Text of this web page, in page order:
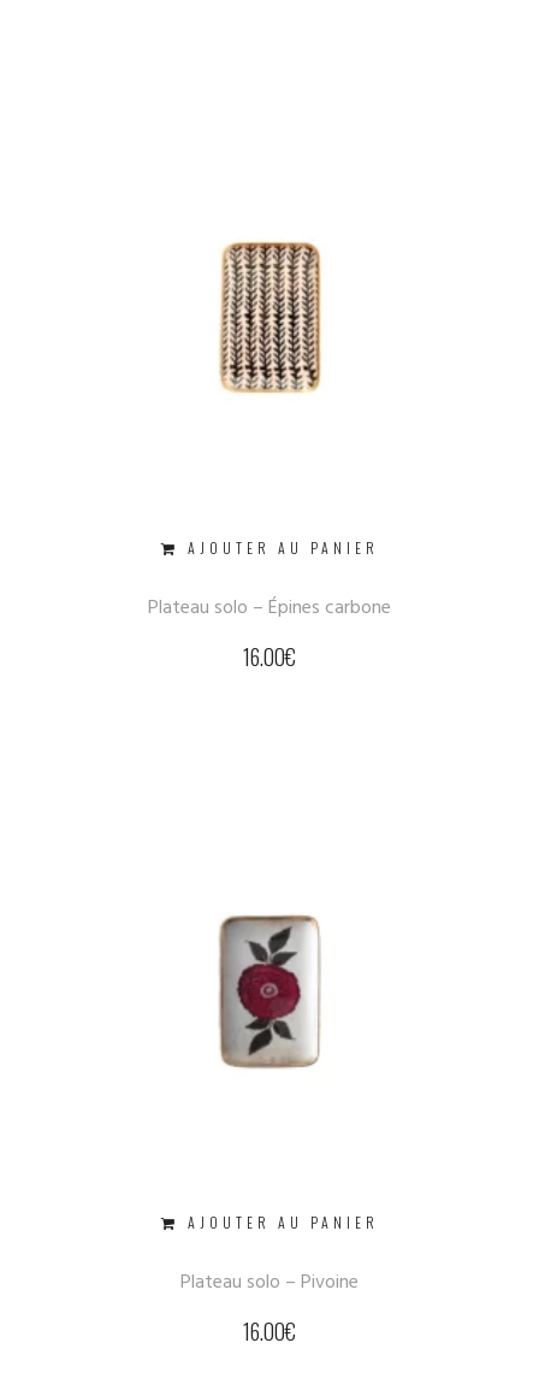
AJOUTER AU PANIER
Plateau solo – Épines carbone
16.00€
AJOUTER AU PANIER
Plateau solo – Pivoine
16.00€